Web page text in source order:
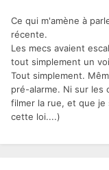
Ce qui m'amène à
récente.
Les mecs avaient
tout simplement un
Tout simplement.
pré-alarme. Ni sur les
filmer la rue, et que je
cette loi....)